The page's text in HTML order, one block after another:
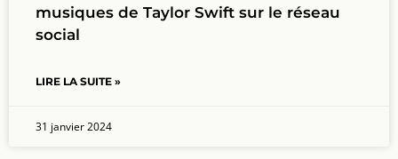
musiques de Taylor Swift sur le réseau
social
LIRE LA SUITE »
31 janvier 2024